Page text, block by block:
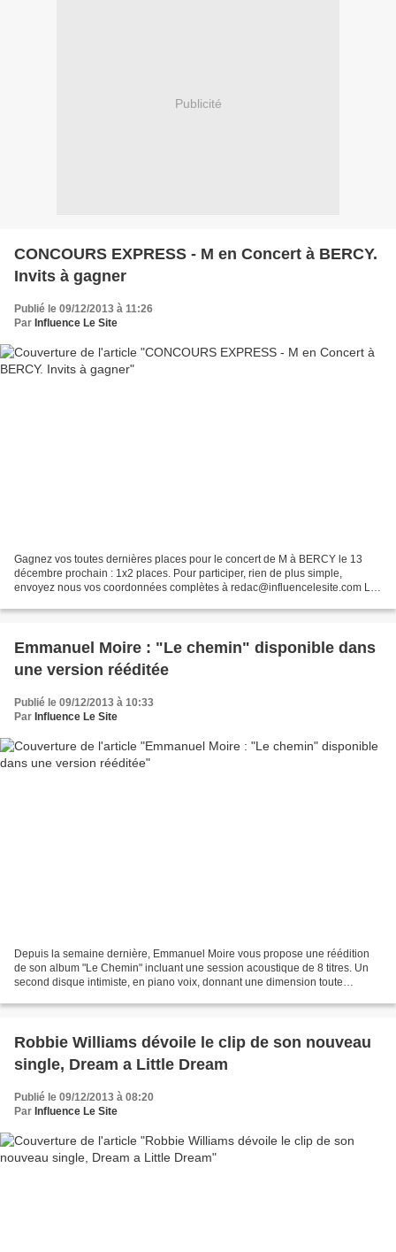
Publicité
CONCOURS EXPRESS - M en Concert à BERCY.
Invits à gagner
Publié le 09/12/2013 à 11:26
Par Influence Le Site
Gagnez vos toutes dernières places pour le concert de M à BERCY le 13
décembre prochain : 1x2 places. Pour participer, rien de plus simple,
envoyez nous vos coordonnées complètes à redac@influencelesite.com Les
Emmanuel Moire : "Le chemin" disponible dans
une version rééditée
Publié le 09/12/2013 à 10:33
Par Influence Le Site
Depuis la semaine dernière, Emmanuel Moire vous propose une réédition
de son album "Le Chemin" incluant une session acoustique de 8 titres. Un
second disque intimiste, en piano voix, donnant une dimension toute
Robbie Williams dévoile le clip de son nouveau
single, Dream a Little Dream
Publié le 09/12/2013 à 08:20
Par Influence Le Site